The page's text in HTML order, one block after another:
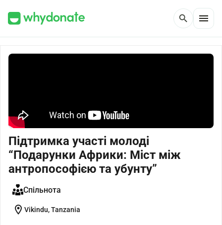
search menu
Підтримка участі молоді
“Подарунки Африки: Міст між
антропософією та убунту”
Спільнота
location_on Vikindu, Tanzania